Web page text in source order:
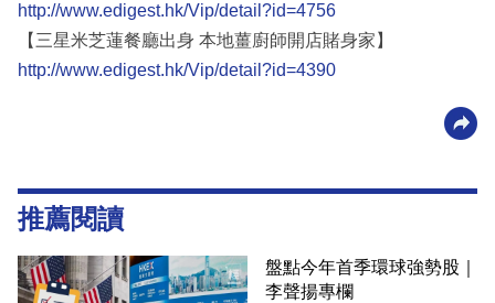
http://www.edigest.hk/Vip/detail?id=4756
【三星米芝蓮餐廳出身 本地薑廚師開店賭身家】
http://www.edigest.hk/Vip/detail?id=4390
推薦閱讀
盤點今年首季環球強勢股｜
李聲揚專欄